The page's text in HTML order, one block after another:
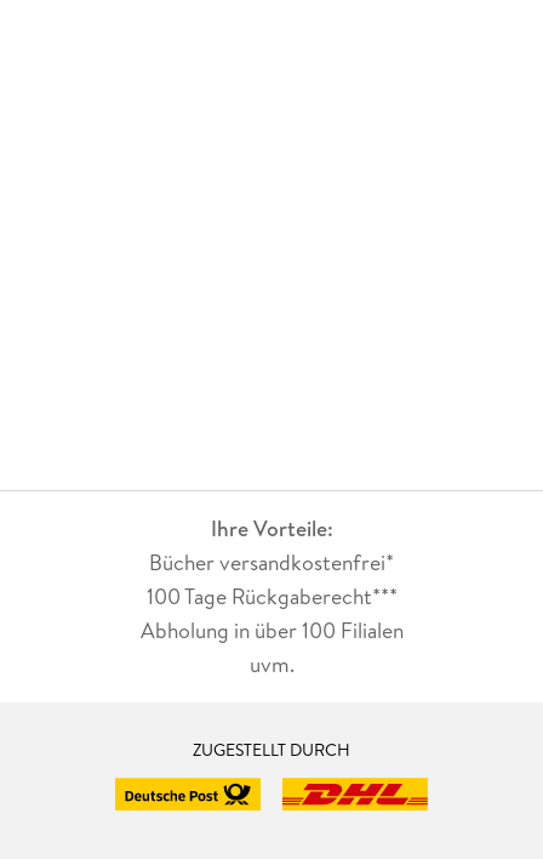
Ihre Vorteile:
Bücher versandkostenfrei*
100 Tage Rückgaberecht***
Abholung in über 100 Filialen
uvm.
ZUGESTELLT DURCH